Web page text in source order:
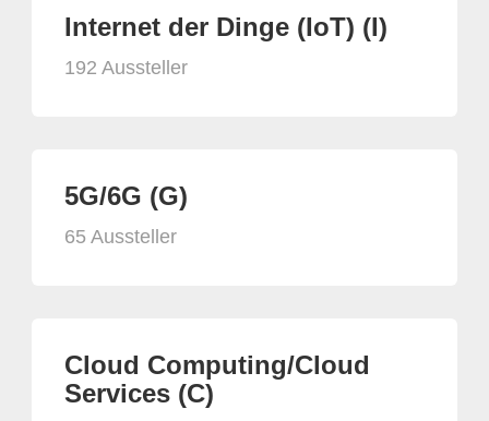
Internet der Dinge (IoT) (I)
192 Aussteller
5G/6G (G)
65 Aussteller
Cloud Computing/Cloud
Services (C)